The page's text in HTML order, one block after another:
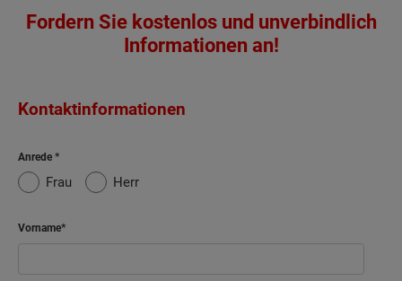
Fordern Sie kostenlos und unverbindlich
Informationen an!
Kontaktinformationen
Anrede
Frau Herr
Vorname